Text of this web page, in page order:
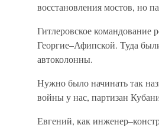
восстановления мостов, но
Гитлеровское
Георгие–Афипской. Туда
автоколонны.
Нужно было начинать так
войны у нас, партизан
Евгений, как